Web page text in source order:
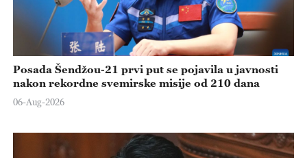
Posada Šendžou-21 prvi put se pojavila u javnosti
nakon rekordne svemirske misije od 210 dana
06-Aug-2026